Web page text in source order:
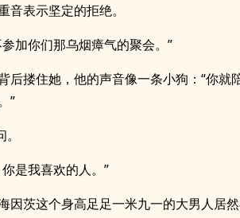
表示坚定的拒绝。
加你们那乌烟瘴气的聚会。”
后搂住她，他的声音像一条小狗：“你就
”
是我喜欢的人。”
因茨这个身高足足一米九一的大男人居然